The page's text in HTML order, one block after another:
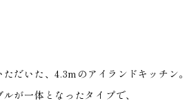
MAINTENANCE
だいた、4.3mのアイランドキッチン。
が一体となったタイプで、